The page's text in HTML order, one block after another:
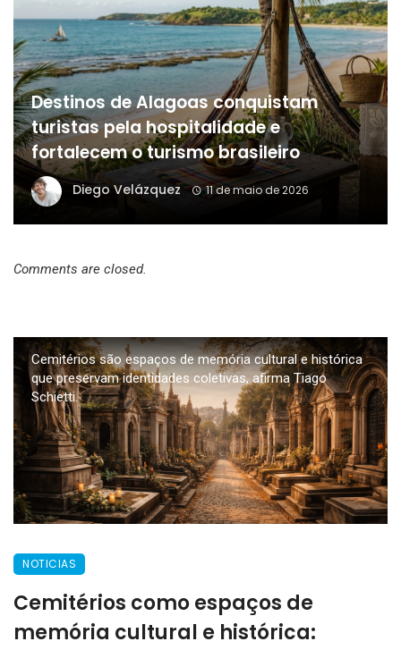
Destinos de Alagoas conquistam
turistas pela hospitalidade e
fortalecem o turismo brasileiro
Diego Velázquez 11 de maio de 2026
Comments are closed.
Cemitérios são espaços de memória cultural e histórica
que preservam identidades coletivas, afirma Tiago
Schietti.
NOTICIAS
Cemitérios como espaços de
memória cultural e histórica: